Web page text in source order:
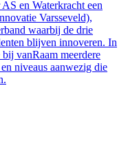
en Waterkracht een
Varsseveld),
waarbij de drie
blijven innoveren. In
vanRaam meerdere
niveaus aanwezig die